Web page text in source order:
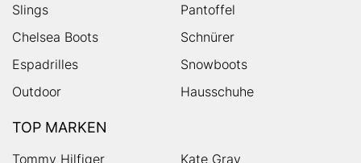
Slings
Pantoffel
Chelsea Boots
Schnürer
Espadrilles
Snowboots
Outdoor
Hausschuhe
TOP MARKEN
Tommy Hilfiger
Kate Gray